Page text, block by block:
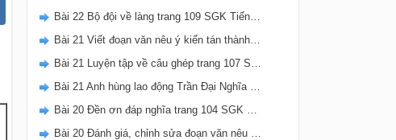
Bài 22 Bộ đội về làng trang 109 SGK Tiếng Việt 5 Kết nối tri thức tập 2
Bài 21 Viết đoạn văn nêu ý kiến tán thành một sự việc, hiện tượng (Bài viết số 2) trang 108 SGK Tiếng Việt 5 Kết nối tri thức tập 2
Bài 21 Luyện tập về câu ghép trang 107 SGK Tiếng Việt 5 Kết nối tri thức tập 2
Bài 21 Anh hùng lao động Trần Đại Nghĩa trang 106 SGK Tiếng Việt 5 Kết nối tri thức tập 2
Bài 20 Đền ơn đáp nghĩa trang 104 SGK Tiếng Việt 5 Kết nối tri thức tập 2
Bài 20 Đánh giá, chỉnh sửa đoạn văn nêu ý kiến tán thành một sự vật, hiện tượng trang 103 SGK Tiếng Việt 5 Kết nối tri thức tập 2